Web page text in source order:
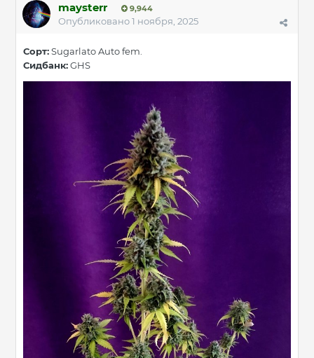
maysterr 9,944
Опубликовано1 ноября, 2025
Сорт:SugarlatoAutofem.
Сидбанк:GHS